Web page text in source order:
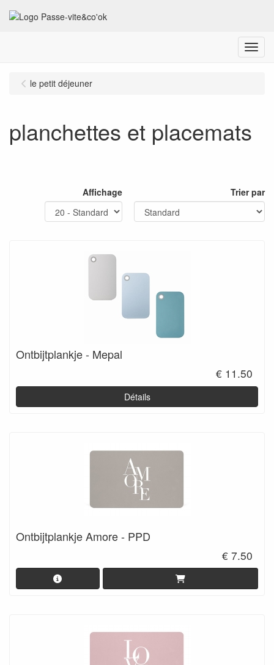
Menu
le petit déjeuner
planchettes et placemats
Affichage Trier par
Ontbijtplankje - Mepal
€ 11.50
Détails
Ontbijtplankje Amore - PPD
€ 7.50